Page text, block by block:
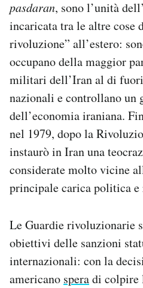
Hai bisogno di aiuto?
Esci
pasdaran, sono l’unità
incaricata tra le altre cose
rivoluzione” all’estero:
occupano della maggior
militari dell’Iran al di
nazionali e controllano un
dell’economia iraniana.
nel 1979, dopo la
instaurò in Iran una
considerate molto vicine
principale carica politica e
Le Guardie rivoluzionarie
obiettivi delle sanzioni
internazionali: con la
americano speradi colpire